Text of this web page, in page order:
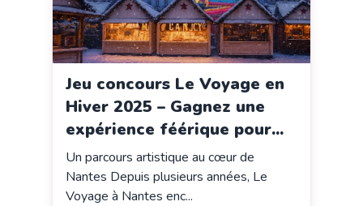
Jeu concours Le Voyage en
Hiver 2025 – Gagnez une
expérience féérique pour...
Un parcours artistique au cœur de
Nantes Depuis plusieurs années, Le
Voyage à Nantes enc...